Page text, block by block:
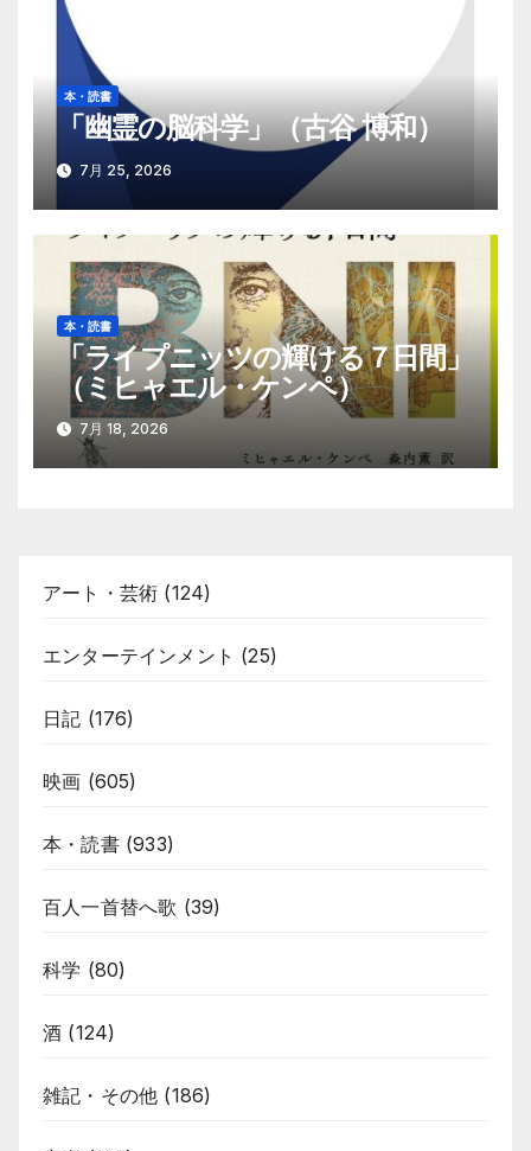
本・読書
「幽霊の脳科学」（古谷 博和）
7月 25, 2026
本・読書
「ライプニッツの輝ける７日間」
（ミヒャエル・ケンペ）
7月 18, 2026
アート・芸術 (124)
エンターテインメント (25)
日記 (176)
映画 (605)
本・読書(933)
百人一首替へ歌 (39)
科学 (80)
酒 (124)
雑記・その他 (186)